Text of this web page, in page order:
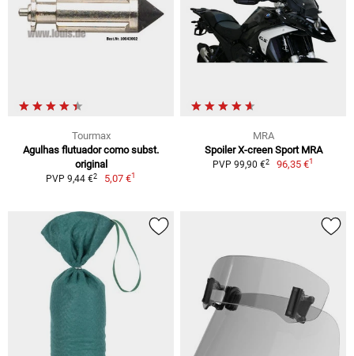
Tourmax
Agulhas flutuador como subst.
original
PVP 9,44 €2 5,07 €1
MRA
Spoiler X-creen Sport MRA
PVP 99,90 €2 96,35 €1